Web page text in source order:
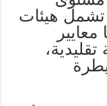
تشمل هيئات
تقليدية،